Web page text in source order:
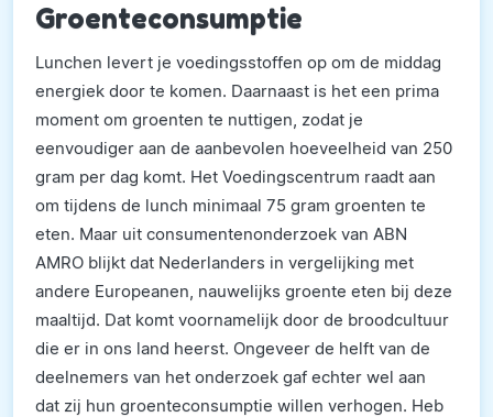
Groenteconsumptie
Lunchen levert je voedingsstoffen op om de middag
energiek door te komen. Daarnaast is het een prima
moment om groenten te nuttigen, zodat je
eenvoudiger aan de aanbevolen hoeveelheid van 250
gram per dag komt. Het Voedingscentrum raadt aan
om tijdens de lunch minimaal 75 gram groenten te
eten. Maar uit consumentenonderzoek van ABN
AMRO blijkt dat Nederlanders in vergelijking met
andere Europeanen, nauwelijks groente eten bij deze
maaltijd. Dat komt voornamelijk door de broodcultuur
die er in ons land heerst. Ongeveer de helft van de
deelnemers van het onderzoek gaf echter wel aan
dat zij hun groenteconsumptie willen verhogen. Heb